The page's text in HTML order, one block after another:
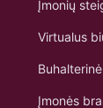
Įmonių
Virtualus
Įmonės